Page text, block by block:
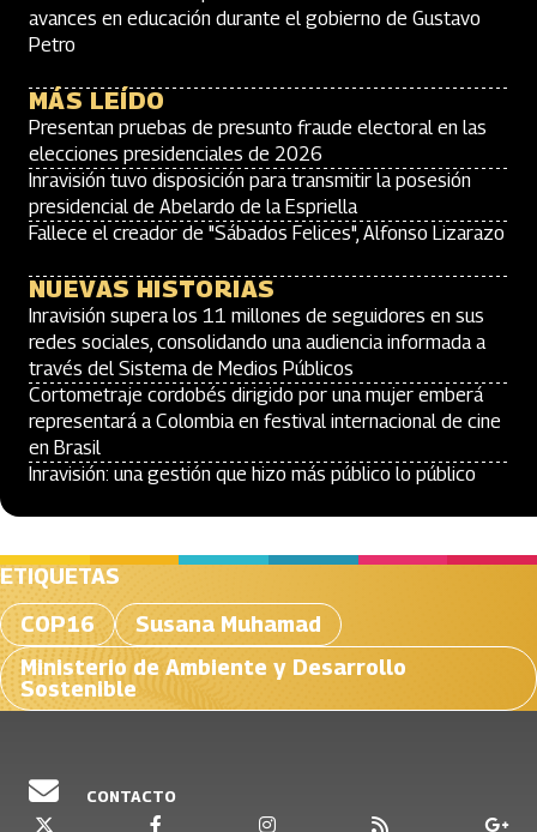
avances en educación durante el gobierno de Gustavo
Petro
MÁS LEÍDO
Presentan pruebas de presunto fraude electoral en las
elecciones presidenciales de 2026
Inravisión tuvo disposición para transmitir la posesión
presidencial de Abelardo de la Espriella
Fallece el creador de "Sábados Felices", Alfonso Lizarazo
NUEVAS HISTORIAS
Inravisión supera los 11 millones de seguidores en sus
redes sociales, consolidando una audiencia informada a
través del Sistema de Medios Públicos
Cortometraje cordobés dirigido por una mujer emberá
representará a Colombia en festival internacional de cine
en Brasil
Inravisión: una gestión que hizo más público lo público
ETIQUETAS
COP16
Susana Muhamad
Ministerio de Ambiente y Desarrollo
Sostenible
CONTACTO